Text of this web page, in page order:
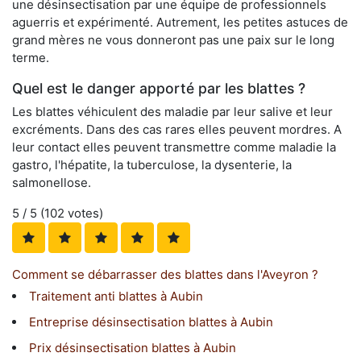
une désinsectisation par une équipe de professionnels
aguerris et expérimenté. Autrement, les petites astuces de
grand mères ne vous donneront pas une paix sur le long
terme.
Quel est le danger apporté par les blattes ?
Les blattes véhiculent des maladie par leur salive et leur
excréments. Dans des cas rares elles peuvent mordres. A
leur contact elles peuvent transmettre comme maladie la
gastro, l'hépatite, la tuberculose, la dysenterie, la
salmonellose.
5 / 5 (102 votes)
Comment se débarrasser des blattes dans l'Aveyron ?
Traitement anti blattes à Aubin
Entreprise désinsectisation blattes à Aubin
Prix désinsectisation blattes à Aubin